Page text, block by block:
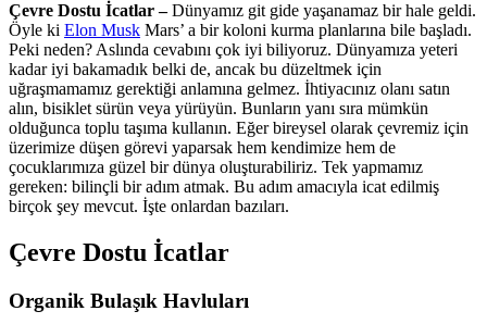
Çevre Dostu İcatlar –Dünyamız git gide yaşanamaz bir hale geldi.
Öyle ki Elon Musk Mars’ a bir koloni kurma planlarına bile başladı.
Peki neden? Aslında cevabını çok iyi biliyoruz. Dünyamıza yeteri
kadar iyi bakamadık belki de, ancak bu düzeltmek için
uğraşmamamız gerektiği anlamına gelmez. İhtiyacınız olanı satın
alın, bisiklet sürün veya yürüyün. Bunların yanı sıra mümkün
olduğunca toplu taşıma kullanın. Eğer bireysel olarak çevremiz için
üzerimize düşen görevi yaparsak hem kendimize hem de
çocuklarımıza güzel bir dünya oluşturabiliriz. Tek yapmamız
gereken: bilinçli bir adım atmak. Bu adım amacıyla icat edilmiş
birçok şey mevcut. İşte onlardan bazıları.
Çevre Dostu İcatlar
Organik Bulaşık Havluları